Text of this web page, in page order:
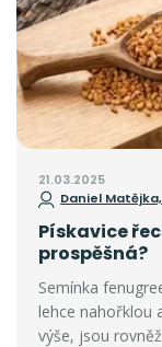
21.03.2025
Daniel Matějka,
Pískavice
prospěšná?
Semínka
lehce nahořklou
výše, jsou